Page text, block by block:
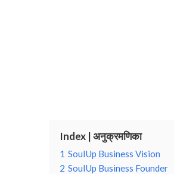
Index | अनुक्रमणिका
1 SoulUp Business Vision
2 SoulUp Business Founder